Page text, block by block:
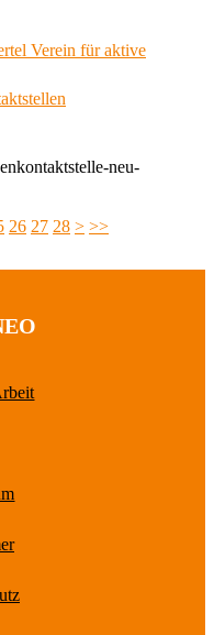
Verein für aktive
neu-
26 27 28 > >>